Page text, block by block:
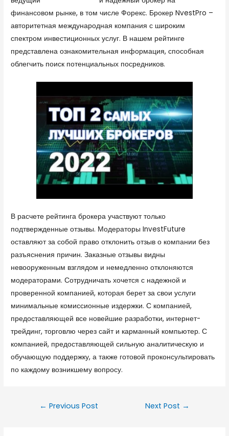
финансовом рынке, в том числе Форекс. Брокер NvestPro –
авторитетная международная компания с широким
спектром инвестиционных услуг. В нашем рейтинге
представлена ознакомительная информация, способная
облегчить поиск потенциальных посредников.
В расчете рейтинга брокера участвуют только
подтвержденные отзывы. Модераторы InvestFuture
оставляют за собой право отклонить отзыв о компании без
разъяснения причин. Заказные отзывы видны
невооруженным взглядом и немедленно отклоняются
модераторами. Сотрудничать хочется с надежной и
проверенной компанией, которая берет за свои услуги
минимальные комиссионные издержки. С компанией,
предоставляющей все новейшие разработки, интернет-
трейдинг, торговлю через сайт и карманный компьютер. С
компанией, предоставляющей сильную аналитическую и
обучающую поддержку, а также готовой проконсультировать
по каждому возникшему вопросу.
← Previous Post Next Post →